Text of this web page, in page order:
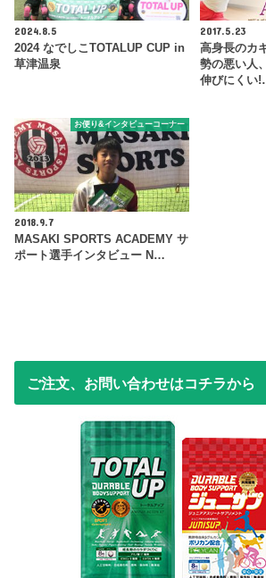
2024.8.5
2024 なでしこTOTALUP CUP in
草津温泉
2017.5.23
高身長のカ
勢の悪い人
伸びにくい
お便り&インタビューコーナー
2018.9.7
MASAKI SPORTS ACADEMY サ
ポート選手インタビュー N…
ご注文、お問い合わせはコチラから